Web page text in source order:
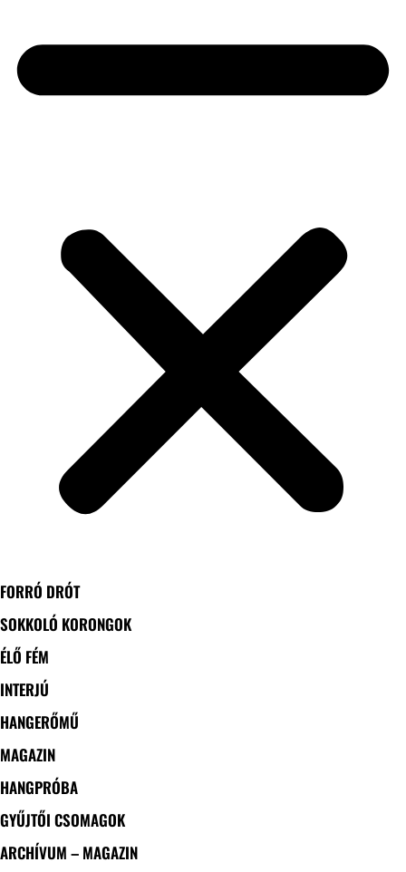
FORRÓ DRÓT
SOKKOLÓ KORONGOK
ÉLŐ FÉM
INTERJÚ
HANGERŐMŰ
MAGAZIN
HANGPRÓBA
GYŰJTŐI CSOMAGOK
ARCHÍVUM – MAGAZIN